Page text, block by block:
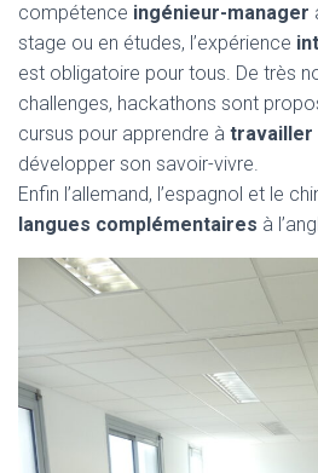
compétence ingénieur-manager
stage ou en études, l’expérience
est obligatoire pour tous. De très
challenges, hackathons sont
cursus pour apprendre à travailler
développer son savoir-vivre.
Enfin l’allemand, l’espagnol et le
langues complémentaires à